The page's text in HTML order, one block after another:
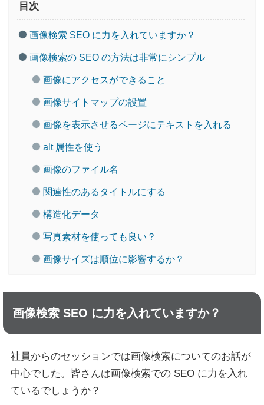
目次
画像検索 SEO に力を入れていますか？
画像検索の SEO の方法は非常にシンプル
画像にアクセスができること
画像サイトマップの設置
画像を表示させるページにテキストを入れる
alt 属性を使う
画像のファイル名
関連性のあるタイトルにする
構造化データ
写真素材を使っても良い？
画像サイズは順位に影響するか？
画像検索 SEO に力を入れていますか？
社員からのセッションでは画像検索についてのお話が
中心でした。皆さんは画像検索での SEO に力を入れ
ているでしょうか？